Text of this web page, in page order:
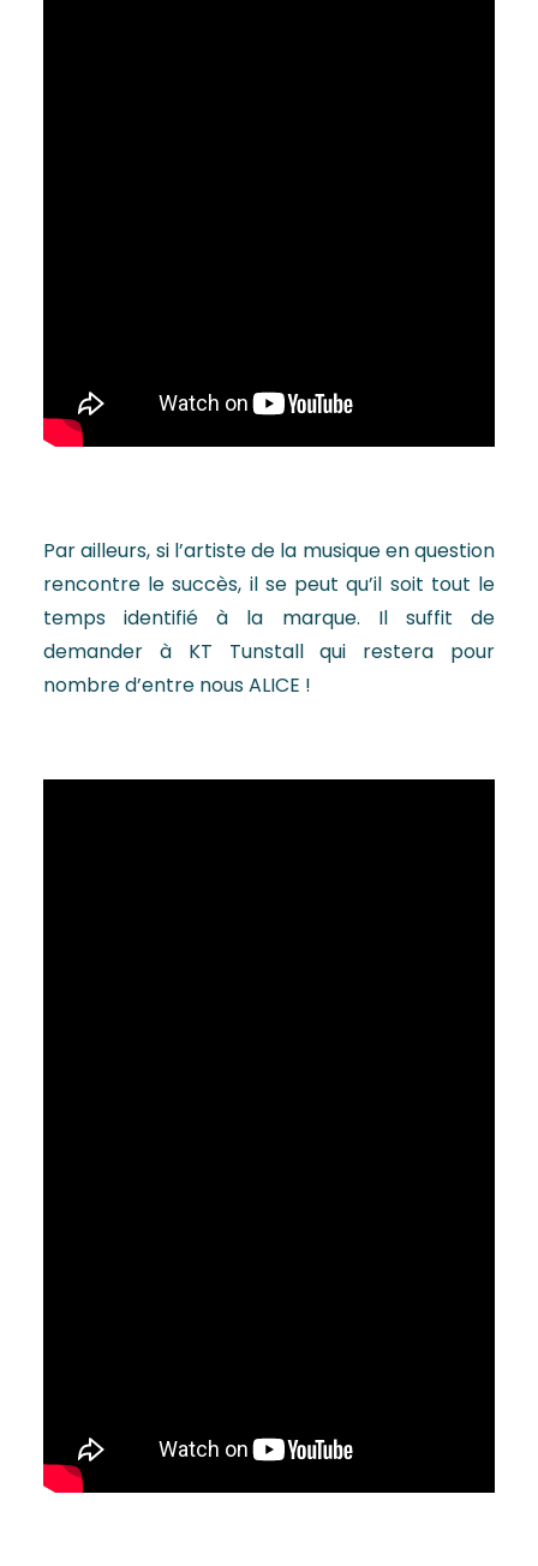
Par ailleurs, si l’artiste de la musique en question
rencontre le succès, il se peut qu’il soit tout le
temps identifié à la marque. Il suffit de
demander à KT Tunstall qui restera pour
nombre d’entre nous ALICE !